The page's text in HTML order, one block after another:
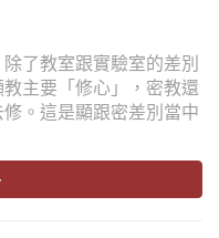
了教室跟實驗室的差別
主要「修心」，密教還
。這是顯跟密差別當中